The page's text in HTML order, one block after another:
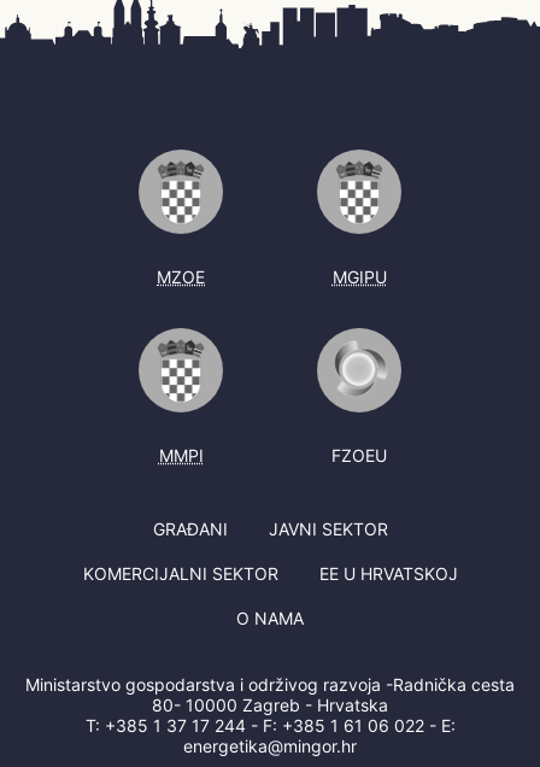
MZOE MGIPU
MMPI FZOEU
GRAĐANI JAVNI SEKTOR
KOMERCIJALNI SEKTOR EE U HRVATSKOJ
O NAMA
Ministarstvo gospodarstva i održivog razvoja -Radnička cesta
80- 10000 Zagreb - Hrvatska
T: +385 1 37 17 244- F: +385 1 61 06 022- E:
energetika@mingor.hr